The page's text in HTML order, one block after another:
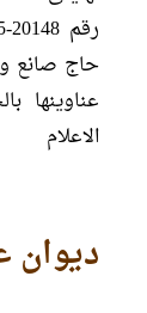
عناوینها
الاعلام
دیوان